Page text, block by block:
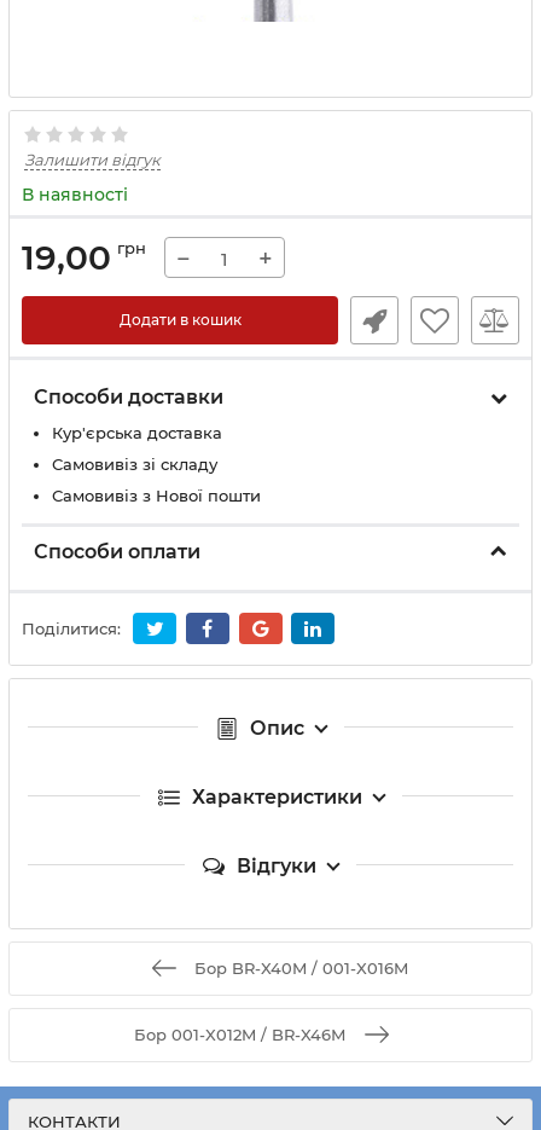
Залишити відгук
В наявності
19,00 грн − +
Додати в кошик
Способи доставки
Кур'єрська доставка
Самовивіз зі складу
Самовивіз з Нової пошти
Способи оплати
Поділитися:
Опис
Характеристики
Відгуки
Бор BR-X40M / 001-X016M
Бор 001-X012M / BR-X46М
КОНТАКТИ